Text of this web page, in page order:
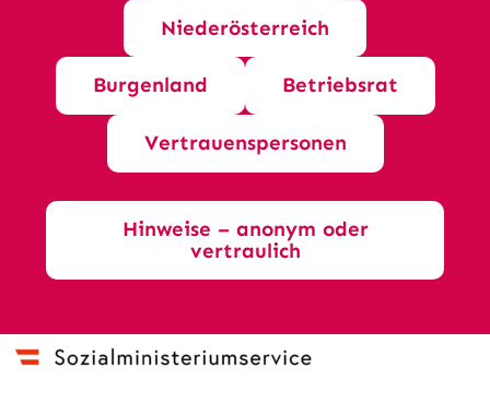
Niederösterreich
Burgenland Betriebsrat
Vertrauenspersonen
Hinweise – anonym oder
vertraulich